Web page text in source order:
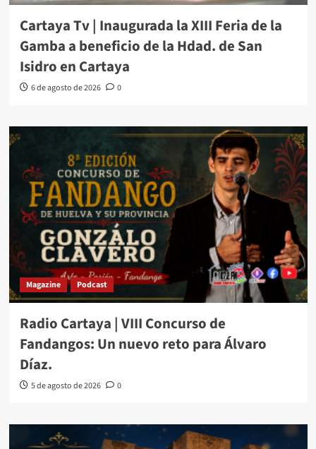
Cartaya Tv | Inaugurada la XIII Feria de la
Gamba a beneficio de la Hdad. de San
Isidro en Cartaya
6 de agosto de 2026 0
Magazine Podcast
Radio Cartaya | VIII Concurso de
Fandangos: Un nuevo reto para Álvaro
Díaz.
5 de agosto de 2026 0